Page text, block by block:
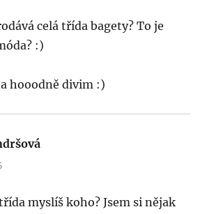
celá třída bagety? To je
:)
hooodně divim :)
myslíš koho? Jsem si nějak